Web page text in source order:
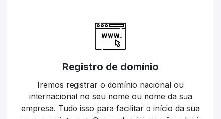
Registro de domínio
Iremos registrar o domínio nacional ou
internacional no seu nome ou nome da sua
empresa. Tudo isso para facilitar o início da sua